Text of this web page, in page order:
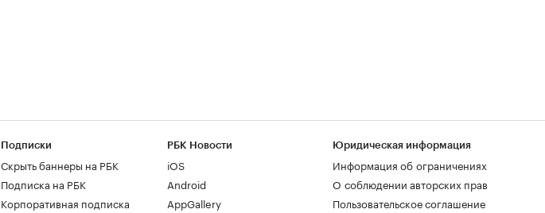
Подписки
Скрыть баннеры на РБК
Подписка на РБК
Корпоративная подписка
РБК Новости
iOS
Android
AppGallery
Юридическая информация
Информация об ограничениях
О соблюдении авторских прав
Пользовательское соглашение